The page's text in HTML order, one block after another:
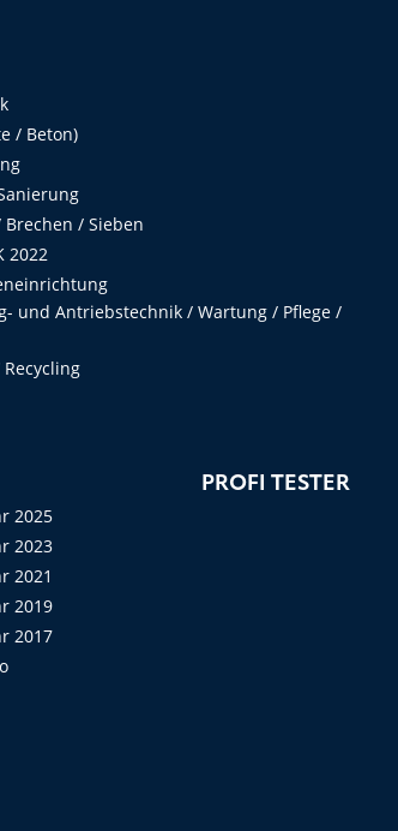
/ Beton)
/ Sieben
2022
und Antriebstechnik / Wartung / Pflege /
2025
2023
2021
2019
2017
PROFI TESTER